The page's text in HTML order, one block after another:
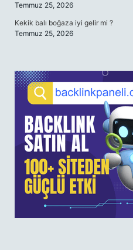
Temmuz 25, 2026
Kekik balı boğaza iyi gelir mi ?
Temmuz 25, 2026